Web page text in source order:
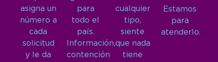
asigna un
número a
cada
solicitud
y le da
para
todo el
país.
Información,
contención
cualquier
tipo,
siente
que nada
tiene
Estamos
para
atenderlo.